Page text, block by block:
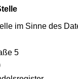
im Sinne des
5